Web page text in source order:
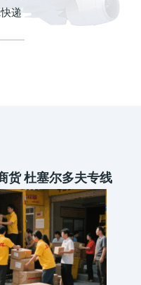
递
货 杜塞尔多夫专线